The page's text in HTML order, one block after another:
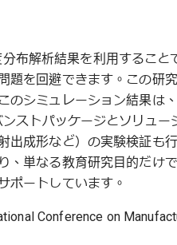
布解析結果を利用すること
題を回避できます。この研
のシミュレーション結果は
ストパッケージとソリュ
出成形など）の実験検証も
、単なる教育研究目的だけ
ポートしています。
Conference on